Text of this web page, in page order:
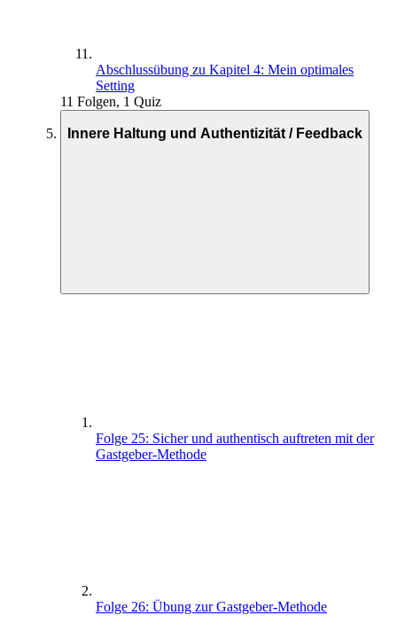
Abschlussübung zu Kapitel 4: Mein optimales
Setting
11 Folgen, 1 Quiz
Innere Haltung und Authentizität / Feedback
Folge 25: Sicher und authentisch auftreten mit der
Gastgeber-Methode
Folge 26: Übung zur Gastgeber-Methode